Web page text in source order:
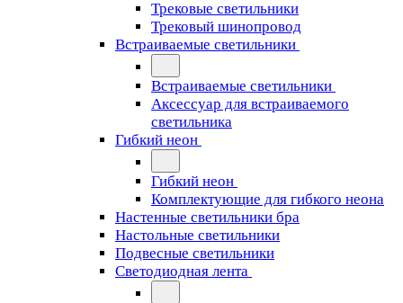
Трековые светильники
Трековый шинопровод
Встраиваемые светильники
Встраиваемые светильники
Аксессуар для встраиваемого
светильника
Гибкий неон
Гибкий неон
Комплектующие для гибкого неона
Настенные светильники бра
Настольные светильники
Подвесные светильники
Светодиодная лента